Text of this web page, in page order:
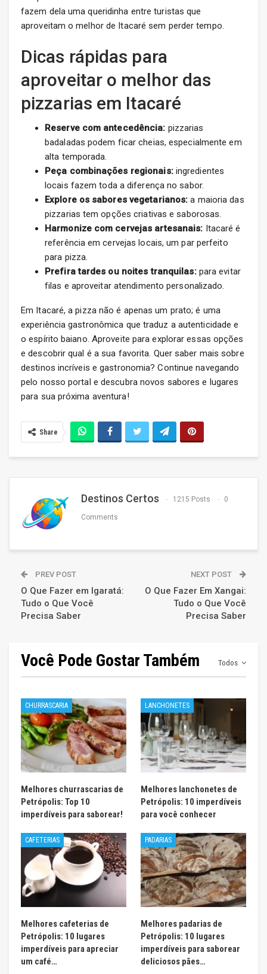
fazem dela uma queridinha entre turistas que
aproveitam o melhor de Itacaré sem perder tempo.
Dicas rápidas para
aproveitar o melhor das
pizzarias em Itacaré
Reserve com antecedência: pizzarias
badaladas podem ficar cheias, especialmente em
alta temporada.
Peça combinações regionais:ingredientes
locais fazem toda a diferença no sabor.
Explore os sabores vegetarianos: a maioria das
pizzarias tem opções criativas e saborosas.
Harmonize com cervejas artesanais: Itacaré é
referência em cervejas locais, um par perfeito
para pizza.
Prefira tardes ou noites tranquilas:para evitar
filas e aproveitar atendimento personalizado.
Em Itacaré, a pizza não é apenas um prato; é uma
experiência gastronômica que traduz a autenticidade e
o espírito baiano. Aproveite para explorar essas opções
e descobrir qual é a sua favorita. Quer saber mais sobre
destinos incríveis e gastronomia? Continue navegando
pelo nosso portal e descubra novos sabores e lugares
para sua próxima aventura!
Share
Destinos Certos 1215 Posts 0
Comments
PREV POST
O Que Fazer em Igaratá:
Tudo o Que Você
Precisa Saber
NEXT POST
O Que Fazer Em Xangai:
Tudo o Que Você
Precisa Saber
Todos
Você Pode Gostar Também
CHURRASCARIA
Melhores churrascarias de
Petrópolis: Top 10
imperdíveis para saborear!
LANCHONETES
Melhores lanchonetes de
Petrópolis: 10 imperdíveis
para você conhecer
CAFETERIAS
Melhores cafeterias de
Petrópolis: 10 lugares
imperdíveis para apreciar
um café…
PADARIAS
Melhores padarias de
Petrópolis: 10 lugares
imperdíveis para saborear
deliciosos pães…